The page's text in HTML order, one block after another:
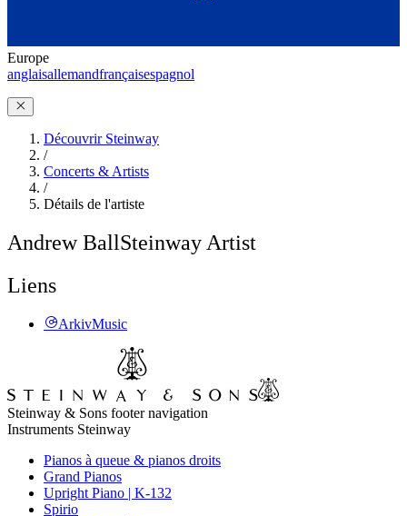
Europe
anglaisallemandfrançaisespagnol
Découvrir Steinway
/
Concerts & Artists
/
Détails de l'artiste
Andrew BallSteinway Artist
Liens
ArkivMusic
Steinway & Sons footer navigation
Instruments Steinway
Pianos à queue & pianos droits
Grand Pianos
Upright Piano | K-132
Spirio